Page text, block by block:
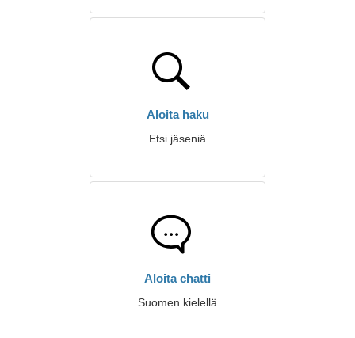
Aloita haku
Etsi jäseniä
Aloita chatti
Suomen kielellä